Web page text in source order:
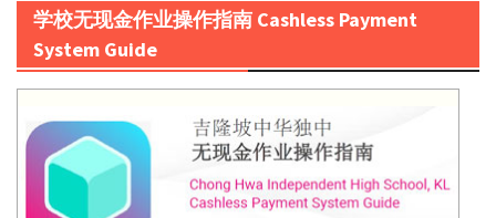
学校无现金作业操作指南 Cashless Payment
System Guide